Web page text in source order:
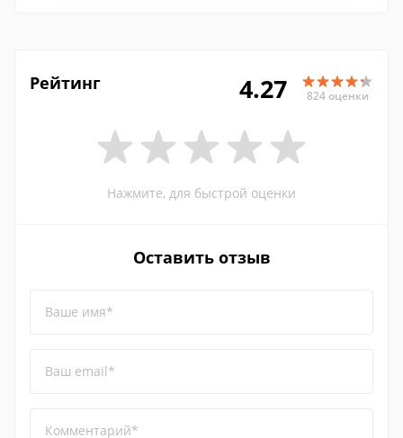
Рейтинг 4.27 824 оценки
Нажмите, для быстрой оценки
Оставить отзыв
Ваше имя*
Ваш email*
Комментарий*